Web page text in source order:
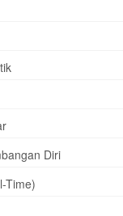
Diri
Time)